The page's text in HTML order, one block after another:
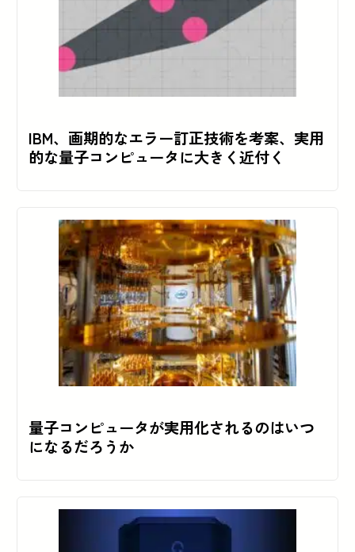
IBM、画期的なエラー訂正技術を考案、実用
的な量子コンピュータに大きく近付く
量子コンピュータが実用化されるのはいつ
になるだろうか